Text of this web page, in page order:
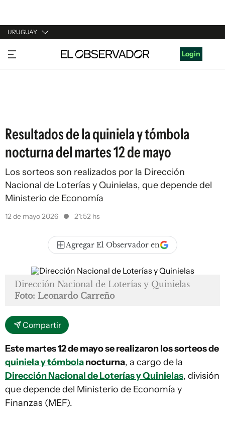
URUGUAY
URUGUAY
ARGENTINA
Login
Resultados de la quiniela y tómbola
nocturna del martes 12 de mayo
Los sorteos son realizados por la Dirección
Nacional de Loterías y Quinielas, que depende del
Ministerio de Economía
12 de mayo 2026 21:52 hs
Agregar El Observador en
Dirección Nacional de Loterías y Quinielas
Foto: Leonardo Carreño
Compartir
Este martes 12 de mayo se realizaron los sorteos de
quiniela y tómbolanocturna, a cargo de la
Dirección Nacional de Loterías y Quinielas, división
que depende del Ministerio de Economía y
Finanzas (MEF).